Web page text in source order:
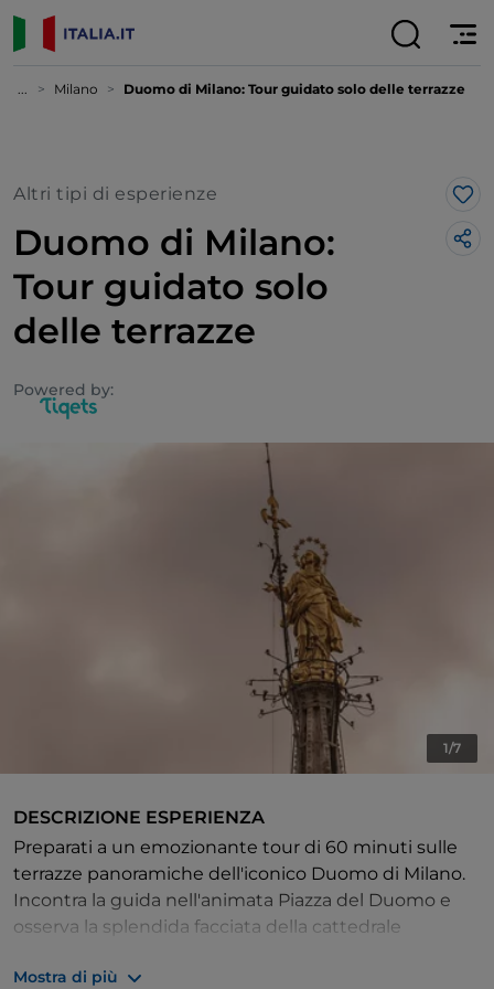
... Milano Duomo di Milano: Tour guidato solo delle terrazze
Altri tipi di esperienze
Duomo di Milano:
Tour guidato solo
delle terrazze
Powered by:
1/7
DESCRIZIONE ESPERIENZA
Preparati a un emozionante tour di 60 minuti sulle
terrazze panoramiche dell'iconico Duomo di Milano.
Incontra la guida nell'animata Piazza del Duomo e
osserva la splendida facciata della cattedrale
fantastici gargoyle.
Mostra di più